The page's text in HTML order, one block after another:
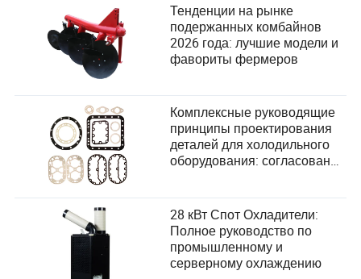
Тенденции на рынке
подержанных комбайнов
2026 года: лучшие модели и
фавориты фермеров
Комплексные руководящие
принципы проектирования
деталей для холодильного
оборудования: согласование
пользователей в индустрии
компрессоров
28 кВт Спот Охладители:
Полное руководство по
промышленному и
серверному охлаждению